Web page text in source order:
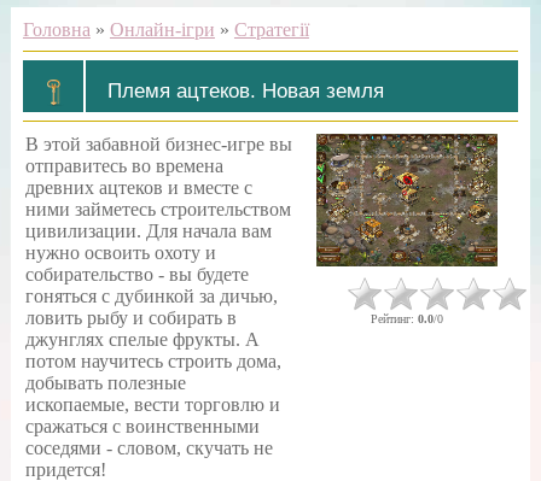
Головна » Онлайн-ігри » Стратегії
Племя ацтеков. Новая земля
В этой забавной бизнес-игре вы
отправитесь во времена
древних ацтеков и вместе с
ними займетесь строительством
цивилизации. Для начала вам
нужно освоить охоту и
собирательство - вы будете
гоняться с дубинкой за дичью,
ловить рыбу и собирать в
джунглях спелые фрукты. А
потом научитесь строить дома,
добывать полезные
ископаемые, вести торговлю и
сражаться с воинственными
соседями - словом, скучать не
придется!
Рейтинг: 0.0/0